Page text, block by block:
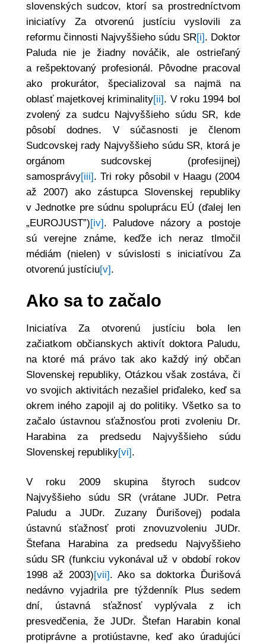
slovenských sudcov, ktorí sa prostredníctvom
iniciatívy Za otvorenú justíciu vyslovili za
reformu činnosti Najvyššieho súdu SR[i]. Doktor
Paluda nie je žiadny nováčik, ale ostrieľaný
a rešpektovaný profesionál. Pôvodne pracoval
ako prokurátor, špecializoval sa najmä na
oblasť majetkovej kriminality[ii]. V roku 1994 bol
zvolený za sudcu Najvyššieho súdu SR, kde
pôsobí dodnes. V súčasnosti je členom
Sudcovskej rady Najvyššieho súdu SR, ktorá je
orgánom sudcovskej (profesijnej)
samosprávy[iii]. Tri roky pôsobil v Haagu (2004
až 2007) ako zástupca Slovenskej republiky
v Jednotke pre súdnu spoluprácu EÚ (ďalej len
„EUROJUST”)[iv]. Paludove názory a postoje
sú verejne známe, keďže ich neraz tlmočil
médiám (nielen) v súvislosti s iniciatívou Za
otvorenú justíciu[v].
Ako sa to začalo
Iniciatíva Za otvorenú justíciu bola len
začiatkom občianskych aktivít doktora Paludu,
na ktoré má právo tak ako každý iný občan
Slovenskej republiky, Otázkou však zostáva, či
vo svojich aktivitách nezašiel priďaleko, keď sa
okrem iného zapojil aj do politiky. Všetko sa to
začalo ústavnou sťažnosťou proti zvoleniu Dr.
Harabina za predsedu Najvyššieho súdu
Slovenskej republiky[vi].
V roku 2009 skupina štyroch sudcov
Najvyššieho súdu SR (vrátane JUDr. Petra
Paludu a JUDr. Zuzany Ďurišovej) podala
ústavnú sťažnosť proti znovuzvoleniu JUDr.
Štefana Harabina za predsedu Najvyššieho
súdu SR (funkciu vykonával už v období rokov
1998 až 2003)[vii]. Ako sa doktorka Ďurišová
nedávno vyjadrila pre týždenník Plus sedem
dní, ústavná sťažnosť vyplývala z ich
presvedčenia, že JUDr. Štefan Harabin konal
protiprávne a protiústavne, keď ako úradujúci